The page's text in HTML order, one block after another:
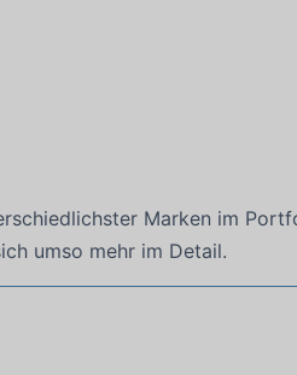
Marken im
umso mehr im Detail.